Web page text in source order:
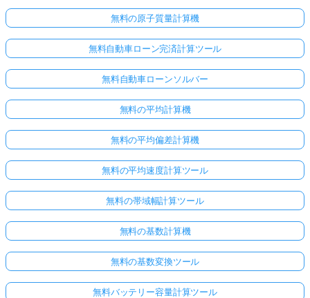
無料の原子質量計算機
無料自動車ローン完済計算ツール
無料自動車ローンソルバー
無料の平均計算機
無料の平均偏差計算機
無料の平均速度計算ツール
無料の帯域幅計算ツール
無料の基数計算機
無料の基数変換ツール
無料バッテリー容量計算ツール